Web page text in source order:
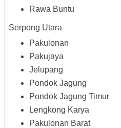
Rawa Buntu
Serpong Utara
Pakulonan
Pakujaya
Jelupang
Pondok Jagung
Pondok Jagung Timur
Lengkong Karya
Pakulonan Barat